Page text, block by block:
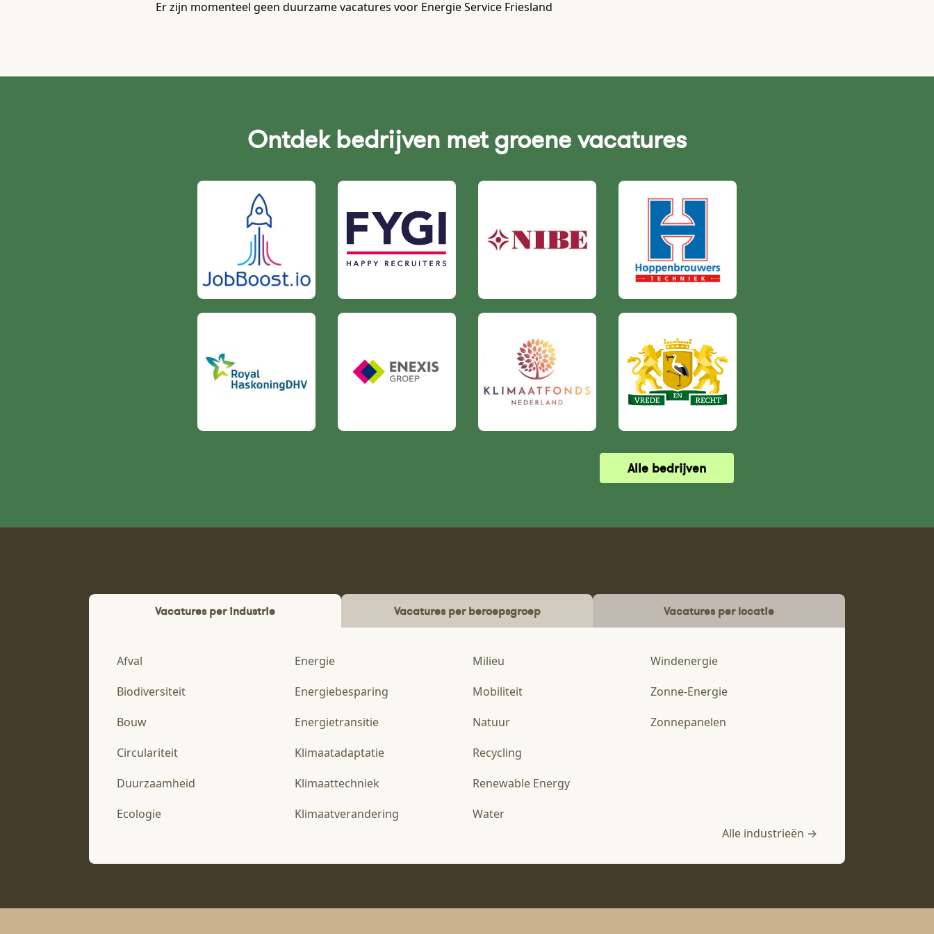
Er zijn momenteel geen duurzame vacatures voor Energie Service Friesland
Ontdek bedrijven met groene vacatures
Alle bedrijven
Vacatures per industrie Vacatures per beroepsgroep Vacatures per locatie
Afval
Biodiversiteit
Bouw
Circulariteit
Duurzaamheid
Ecologie
Energie
Energiebesparing
Energietransitie
Klimaatadaptatie
Klimaattechniek
Klimaatverandering
Milieu
Mobiliteit
Natuur
Recycling
Renewable Energy
Water
Windenergie
Zonne-Energie
Zonnepanelen
Alle industrieën →